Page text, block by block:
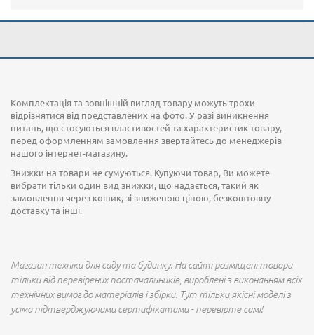
Комплектація та зовнішній вигляд товару можуть трохи
відрізнятися від представлених на фото. У разі виникнення
питань, що стосуються властивостей та характеристик товару,
перед оформленням замовлення звертайтесь до менеджерів
нашого інтернет-магазину.
Знижки на товари не сумуються. Купуючи товар, Ви можете
вибрати тільки один вид знижки, що надається, такий як
замовлення через кошик, зі зниженою ціною, безкоштовну
доставку та інші.
Магазин техніки для саду та будинку. На сайті розміщені товари
тільки від перевірених постачальників, вироблені з виконанням всіх
технічних вимог до матеріалів і збірки. Тут тільки якісні моделі з
усіма підтверджуючими сертифікатами - перевірте самі!